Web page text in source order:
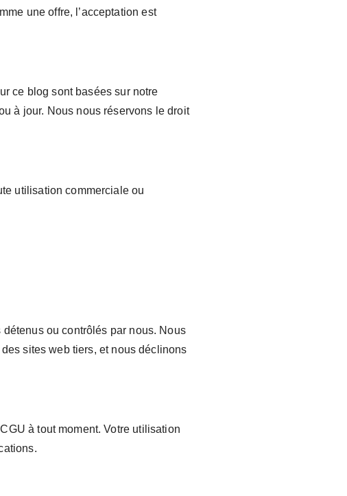
une offre, l’acceptation est
ce blog sont basées sur notre
à jour. Nous nous réservons le droit
utilisation commerciale ou
ou contrôlés par nous. Nous
sites web tiers, et nous déclinons
à tout moment. Votre utilisation